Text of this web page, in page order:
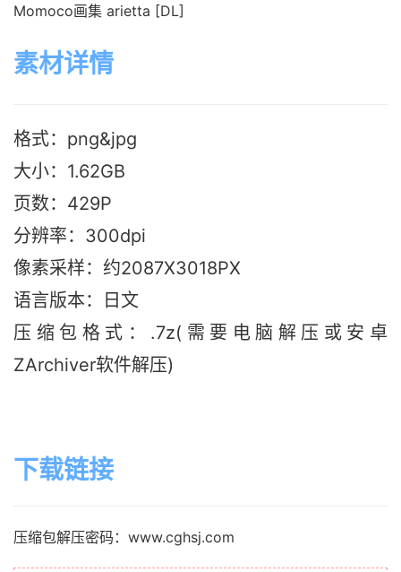
Momoco画集 arietta [DL]
素材详情
格式：png&jpg
大小：1.62GB
页数：429P
分辨率：300dpi
像素采样：约2087X3018PX
语言版本：日文
压缩包格式：.7z(需要电脑解压或安卓
ZArchiver软件解压)
下载链接
压缩包解压密码：www.cghsj.com